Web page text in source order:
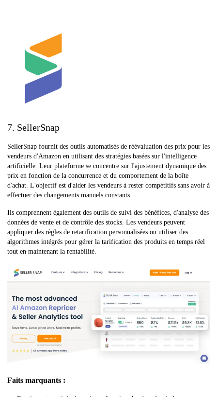
7. SellerSnap
SellerSnap fournit des outils automatisés de réévaluation des prix pour les
vendeurs d'Amazon en utilisant des stratégies basées sur l'intelligence
artificielle. Leur plateforme se concentre sur l'ajustement dynamique des
prix en fonction de la concurrence et du comportement de la boîte
d'achat. L'objectif est d'aider les vendeurs à rester compétitifs sans avoir à
effectuer des changements manuels constants.
Ils comprennent également des outils de suivi des bénéfices, d'analyse des
données de vente et de contrôle des stocks. Les vendeurs peuvent
appliquer des règles de retarification personnalisées ou utiliser des
algorithmes intégrés pour gérer la tarification des produits en temps réel
tout en maintenant la rentabilité.
Faits marquants :